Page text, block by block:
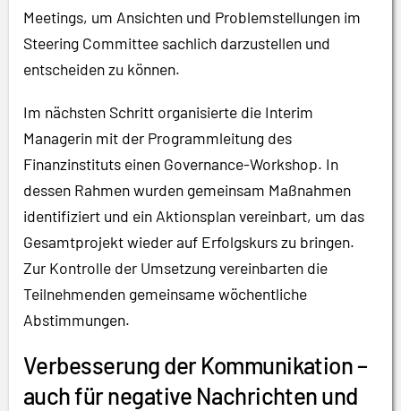
Meetings, um Ansichten und Problemstellungen im
Steering Committee sachlich darzustellen und
entscheiden zu können.
Im nächsten Schritt organisierte die Interim
Managerin mit der Programmleitung des
Finanzinstituts einen Governance-Workshop. In
dessen Rahmen wurden gemeinsam Maßnahmen
identifiziert und ein Aktionsplan vereinbart, um das
Gesamtprojekt wieder auf Erfolgskurs zu bringen.
Zur Kontrolle der Umsetzung vereinbarten die
Teilnehmenden gemeinsame wöchentliche
Abstimmungen.
Verbesserung der Kommunikation –
auch für negative Nachrichten und